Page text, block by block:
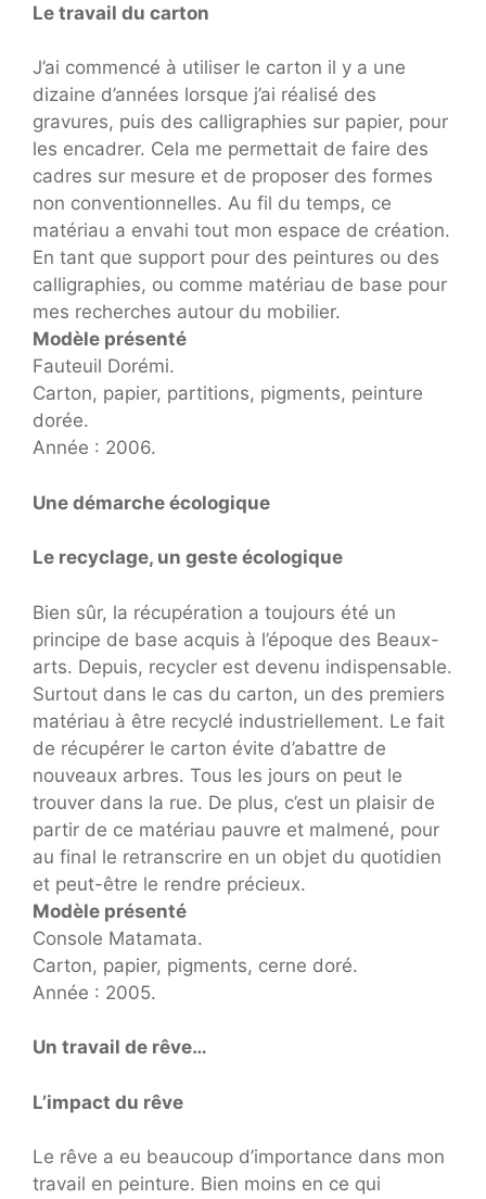
Le travail du carton
J’ai commencé à utiliser le carton il y a une
dizaine d’années lorsque j’ai réalisé des
gravures, puis des calligraphies sur papier, pour
les encadrer. Cela me permettait de faire des
cadres sur mesure et de proposer des formes
non conventionnelles. Au fil du temps, ce
matériau a envahi tout mon espace de création.
En tant que support pour des peintures ou des
calligraphies, ou comme matériau de base pour
mes recherches autour du mobilier.
Modèle présenté
Fauteuil Dorémi.
Carton, papier, partitions, pigments, peinture
dorée.
Année : 2006.
Une démarche écologique
Le recyclage, un geste écologique
Bien sûr, la récupération a toujours été un
principe de base acquis à l’époque des Beaux-
arts. Depuis, recycler est devenu indispensable.
Surtout dans le cas du carton, un des premiers
matériau à être recyclé industriellement. Le fait
de récupérer le carton évite d’abattre de
nouveaux arbres. Tous les jours on peut le
trouver dans la rue. De plus, c’est un plaisir de
partir de ce matériau pauvre et malmené, pour
au final le retranscrire en un objet du quotidien
et peut-être le rendre précieux.
Modèle présenté
Console Matamata.
Carton, papier, pigments, cerne doré.
Année : 2005.
Un travail de rêve…
L’impact du rêve
Le rêve a eu beaucoup d’importance dans mon
travail en peinture. Bien moins en ce qui